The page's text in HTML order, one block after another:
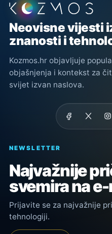
Podnožje stranice
Neovisne vijesti
znanosti i
Kozmos.hr objavljuje
objašnjenja i kontekst za
svijet izvan naslova.
NEWSLETTER
Najvažnije
svemira na
Prijavite se za najvažnije
tehnologiji.